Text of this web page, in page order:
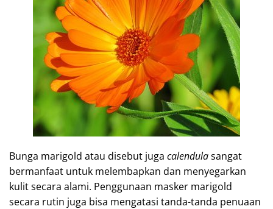
Bunga marigold atau disebut juga calendulasangat
bermanfaat untuk melembapkan dan menyegarkan
kulit secara alami. Penggunaan masker marigold
secara rutin juga bisa mengatasi tanda-tanda penuaan